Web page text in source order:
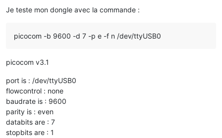
Je teste mon dongle avec la commande :
picocom -b 9600 -d 7 -p e -f n /dev/ttyUSB0
picocom v3.1
port is : /dev/ttyUSB0
flowcontrol : none
baudrate is : 9600
parity is : even
databits are : 7
stopbits are : 1